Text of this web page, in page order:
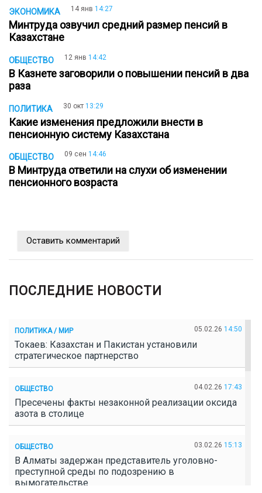
ЭКОНОМИКА 14 янв 14:27
Минтруда озвучил средний размер пенсий в
Казахстане
ОБЩЕСТВО 12 янв 14:42
В Казнете заговорили о повышении пенсий в два
раза
ПОЛИТИКА 30 окт 13:29
Какие изменения предложили внести в
пенсионную систему Казахстана
ОБЩЕСТВО 09 сен 14:46
В Минтруда ответили на слухи об изменении
пенсионного возраста
Оставить комментарий
ПОСЛЕДНИЕ НОВОСТИ
ПОЛИТИКА / МИР 05.02.26 14:50
Токаев: Казахстан и Пакистан установили
стратегическое партнерство
ОБЩЕСТВО 04.02.26 17:43
Пресечены факты незаконной реализации оксида
азота в столице
ОБЩЕСТВО 03.02.26 15:13
В Алматы задержан представитель уголовно-
преступной среды по подозрению в
вымогательстве